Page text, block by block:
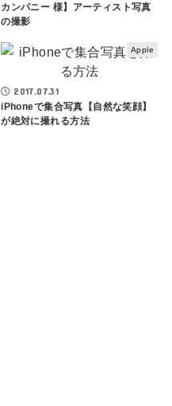
カンパニー 様】アーティスト写真
の撮影
Apple
2017.07.31
iPhoneで集合写真【自然な笑顔】
が絶対に撮れる方法